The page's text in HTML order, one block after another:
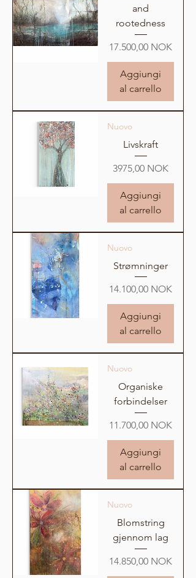
and
rootedness
Prezzo
17.500,00 NOK
Aggiungi
al carrello
Nuovo
Livskraft
Prezzo
3975,00 NOK
Aggiungi
al carrello
Nuovo
Strømninger
Prezzo
14.100,00 NOK
Aggiungi
al carrello
Nuovo
Organiske
forbindelser
Prezzo
11.700,00 NOK
Aggiungi
al carrello
Nuovo
Blomstring
gjennom lag
Prezzo
14.850,00 NOK